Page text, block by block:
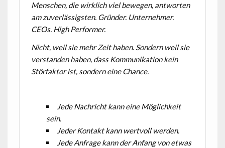
Menschen, die wirklich viel bewegen, antworten
am zuverlässigsten. Gründer. Unternehmer.
CEOs. High Performer.
Nicht, weil sie mehr Zeit haben. Sondern weil sie
verstanden haben, dass Kommunikation kein
Störfaktor ist, sondern eine Chance.
Jede Nachricht kann eine Möglichkeit
sein.
Jeder Kontakt kann wertvoll werden.
Jede Anfrage kann der Anfang von etwas